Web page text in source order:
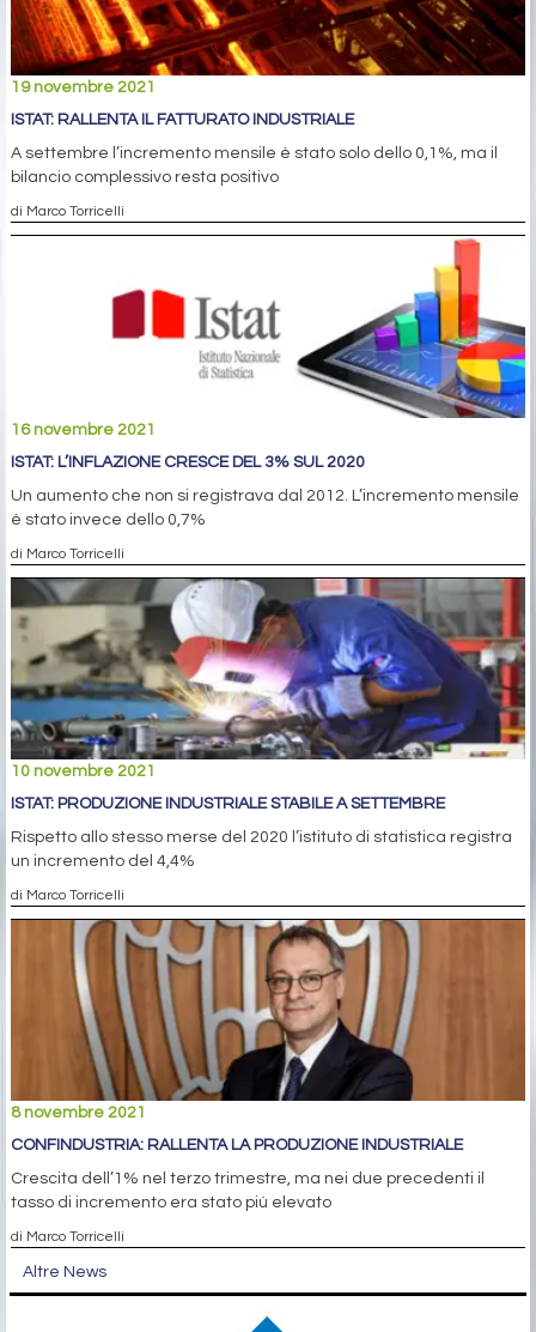
19 novembre 2021
ISTAT: RALLENTA IL FATTURATO INDUSTRIALE
A settembre l’incremento mensile è stato solo dello 0,1%, ma il
bilancio complessivo resta positivo
di Marco Torricelli
16 novembre 2021
ISTAT: L’INFLAZIONE CRESCE DEL 3% SUL 2020
Un aumento che non si registrava dal 2012. L’incremento mensile
è stato invece dello 0,7%
di Marco Torricelli
10 novembre 2021
ISTAT: PRODUZIONE INDUSTRIALE STABILE A SETTEMBRE
Rispetto allo stesso merse del 2020 l’istituto di statistica registra
un incremento del 4,4%
di Marco Torricelli
8 novembre 2021
CONFINDUSTRIA: RALLENTA LA PRODUZIONE INDUSTRIALE
Crescita dell’1% nel terzo trimestre, ma nei due precedenti il
tasso di incremento era stato più elevato
di Marco Torricelli
Altre News